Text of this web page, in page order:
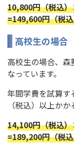
10,800円（税込
=149,600円（税
高校生の場合
高校生の場合、森
なっています。
年間学費を試算す
（税込）以上かか
14,100円（税込
=189,200円（税